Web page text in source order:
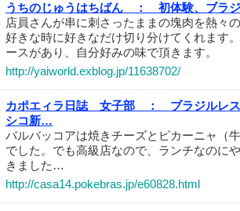
うちのじゅうはちばん ：
初体験、ブラ
店員さんが串に刺さったままの塊肉を熱々
好きな時に好きなだけ切り分けてくれます
ースがあり、自分好みの味で頂きます。
http://yaiworld.exblog.jp/11638702/
カポエィラ日誌 女子部 ：
ブラジルレ
シコ新…
バルバッコアは焼きチーズとピカーニャ（
でした。でも高級店なので、ランチなのに
きました…
http://casa14.pokebras.jp/e60828.html